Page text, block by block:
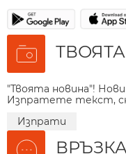
"Твоята новина"!
Изпратете текст,
Изпрати